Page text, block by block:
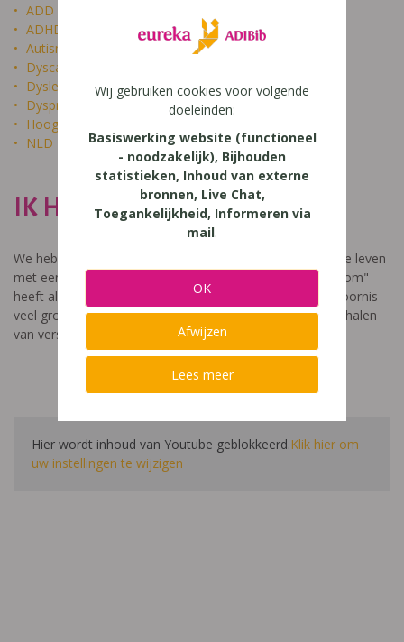
ADD
ADHD
Autisme
Dyscalculie
Dyslexie
Dyspraxie
Hoogbegaafdheid
NLD
IK HEET NIET DOM
We hebben een video gemaakt die toont hoe het is om te leven
met een leerstoornis. De film met als titel: "Ik heet niet dom"
heeft als doel aan te tonen dat de impact van een leerstoornis
veel groter is dan enkel wat je ziet in de klas. Je hoort verhalen
van verschillende leerlingen en ouders.
Hier wordt inhoud van Youtube geblokkeerd.Klik hier om
uw instellingen te wijzigen
Wij gebruiken cookies voor volgende
doeleinden:
Basiswerking website (functioneel
- noodzakelijk), Bijhouden
statistieken, Inhoud van externe
bronnen, Live Chat,
Toegankelijkheid, Informeren via
mail.
OK
Afwijzen
Lees meer